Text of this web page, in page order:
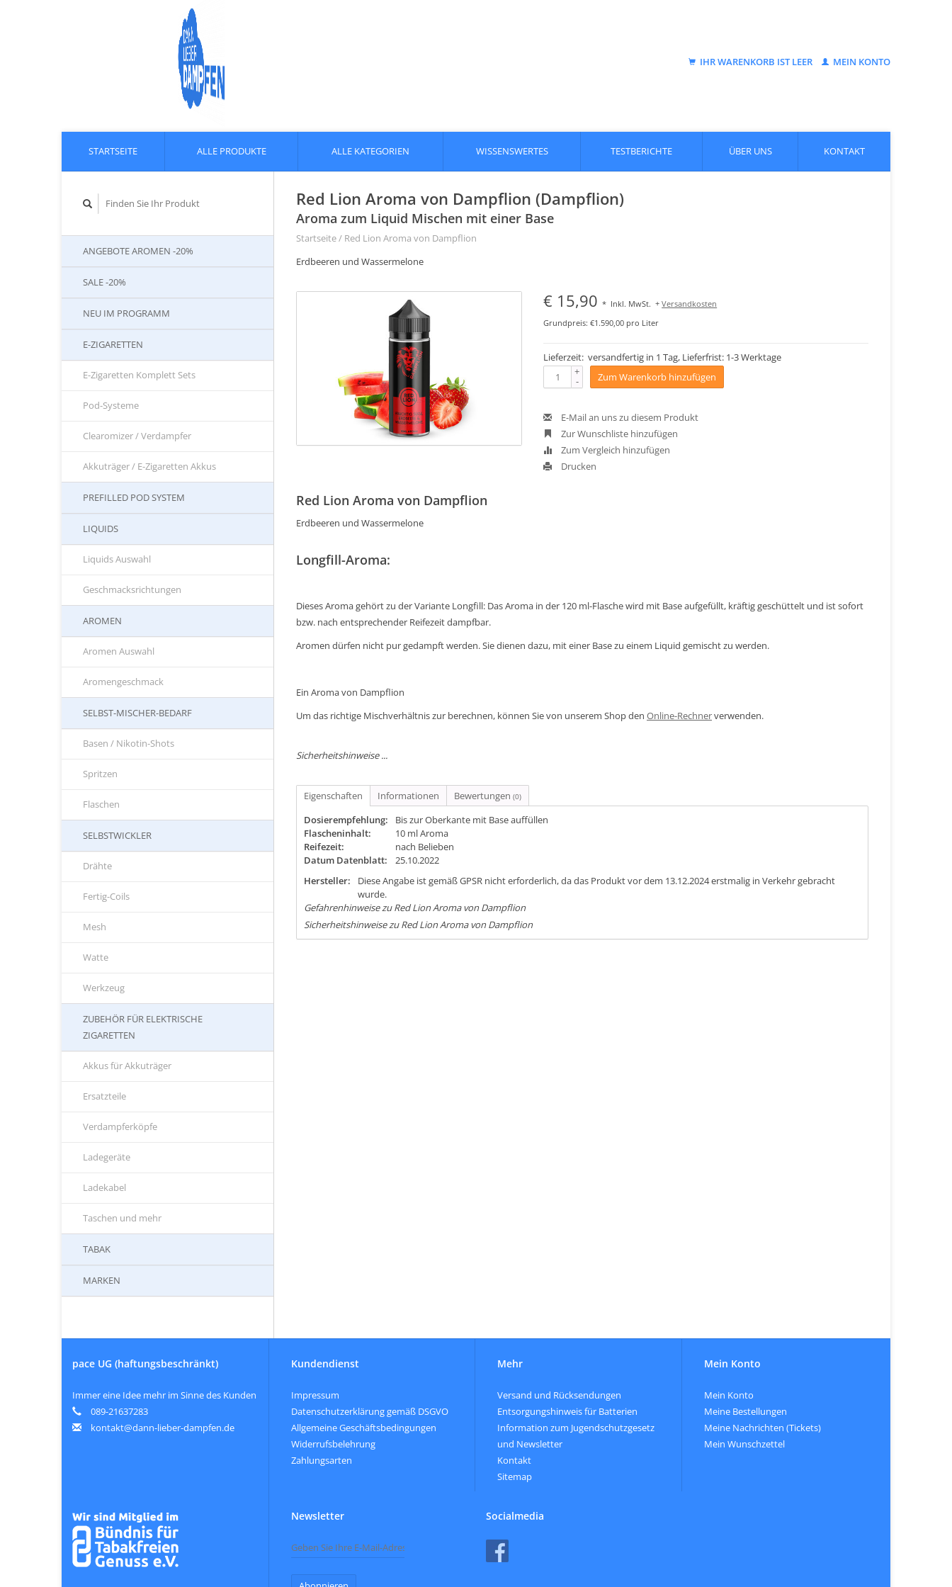
IHR WARENKORB IST LEER MEIN KONTO
STARTSEITE ALLE PRODUKTE ALLE KATEGORIEN WISSENSWERTES TESTBERICHTE ÜBER UNS KONTAKT
ANGEBOTE AROMEN -20%
SALE -20%
NEU IM PROGRAMM
E-ZIGARETTEN
E-Zigaretten Komplett Sets
Pod-Systeme
Clearomizer / Verdampfer
Akkuträger / E-Zigaretten Akkus
PREFILLED POD SYSTEM
LIQUIDS
Liquids Auswahl
Geschmacksrichtungen
AROMEN
Aromen Auswahl
Aromengeschmack
SELBST-MISCHER-BEDARF
Basen / Nikotin-Shots
Spritzen
Flaschen
SELBSTWICKLER
Drähte
Fertig-Coils
Mesh
Watte
Werkzeug
ZUBEHÖR FÜR ELEKTRISCHE
ZIGARETTEN
Akkus für Akkuträger
Ersatzteile
Verdampferköpfe
Ladegeräte
Ladekabel
Taschen und mehr
TABAK
MARKEN
Red Lion Aroma von Dampflion (Dampflion)
Aroma zum Liquid Mischen mit einer Base
Startseite/ Red Lion Aroma von Dampflion
Erdbeeren und Wassermelone
€ 15,90* Inkl. MwSt. +Versandkosten
Grundpreis: €1.590,00 pro Liter
Lieferzeit: versandfertig in 1 Tag, Lieferfrist: 1-3 Werktage
+
- Zum Warenkorb hinzufügen
E-Mail an uns zu diesem Produkt
Zur Wunschliste hinzufügen
Zum Vergleich hinzufügen
Drucken
Red Lion Aroma von Dampflion
Erdbeeren und Wassermelone
Longfill-Aroma:
Dieses Aroma gehört zu der Variante Longfill: Das Aroma in der 120 ml-Flasche wird mit Base aufgefüllt, kräftig geschüttelt und ist sofort
bzw. nach entsprechender Reifezeit dampfbar.
Aromen dürfen nicht pur gedampft werden. Sie dienen dazu, mit einer Base zu einem Liquid gemischt zu werden.
Ein Aroma von Dampflion
Um das richtige Mischverhältnis zur berechnen, können Sie von unserem Shop den Online-Rechnerverwenden.
Sicherheitshinweise ...
Eigenschaften Informationen Bewertungen (0)
Dosierempfehlung:
Bis zur Oberkante mit Base auffüllen
Flascheninhalt:
10 ml Aroma
Reifezeit:
nach Belieben
Datum Datenblatt:
25.10.2022
Hersteller:
Diese Angabe ist gemäß GPSR nicht erforderlich, da das Produkt vor dem 13.12.2024 erstmalig in Verkehr gebracht
wurde.
Gefahrenhinweise zu Red Lion Aroma von Dampflion
Sicherheitshinweise zu Red Lion Aroma von Dampflion
pace UG (haftungsbeschränkt)
Immer eine Idee mehr im Sinne des Kunden
089-21637283
kontakt@dann-lieber-dampfen.de
Kundendienst
Impressum
Datenschutzerklärung gemäß DSGVO
Allgemeine Geschäftsbedingungen
Widerrufsbelehrung
Zahlungsarten
Mehr
Versand und Rücksendungen
Entsorgungshinweis für Batterien
Information zum Jugendschutzgesetz
und Newsletter
Kontakt
Sitemap
Mein Konto
Mein Konto
Meine Bestellungen
Meine Nachrichten (Tickets)
Mein Wunschzettel
Newsletter Socialmedia